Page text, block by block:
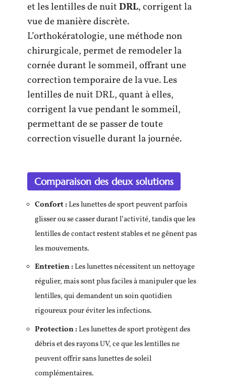
et les lentilles de nuitDRL, corrigent la
vue de manière discrète.
L’orthokératologie, une méthode non
chirurgicale, permet de remodeler la
cornée durant le sommeil, offrant une
correction temporaire de la vue. Les
lentilles de nuit DRL, quant à elles,
corrigent la vue pendant le sommeil,
permettant de se passer de toute
correction visuelle durant la journée.
Comparaison des deux solutions
Confort :Les lunettes de sport peuvent parfois
glisser ou se casser durant l’activité, tandis que les
lentilles de contact restent stables et ne gênent pas
les mouvements.
Entretien :Les lunettes nécessitent un nettoyage
régulier, mais sont plus faciles à manipuler que les
lentilles, qui demandent un soin quotidien
rigoureux pour éviter les infections.
Protection :Les lunettes de sport protègent des
débris et des rayons UV, ce que les lentilles ne
peuvent offrir sans lunettes de soleil
complémentaires.